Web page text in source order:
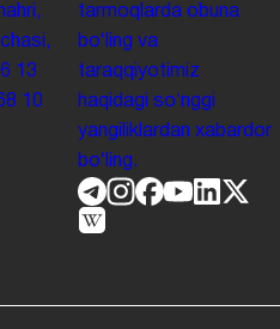
13
10
tarmoqlarda obuna
boʻling va
taraqqiyotimiz
haqidagi soʻnggi
yangiliklardan xabardor
boʻling.